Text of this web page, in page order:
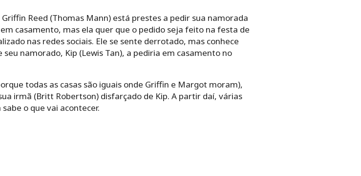
Reed (Thomas Mann) está prestes a pedir sua namorada
casamento, mas ela quer que o pedido seja feito na festa de
nas redes sociais. Ele se sente derrotado, mas conhece
namorado, Kip (Lewis Tan), a pediria em casamento no
todas as casas são iguais onde Griffin e Margot moram),
irmã (Britt Robertson) disfarçado de Kip. A partir daí, várias
o que vai acontecer.